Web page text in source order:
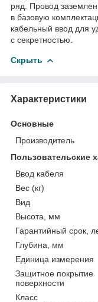
ряд. Провод
в базовую
кабельный ввод для
с секретностью.
Скрыть
Характеристики
Основные
Производитель
Пользовательские
Ввод кабеля
Вес (кг)
Вид
Высота, мм
Гарантийный срок,
Глубина, мм
Единица измерения
Защитное покрытие
поверхности
Класс